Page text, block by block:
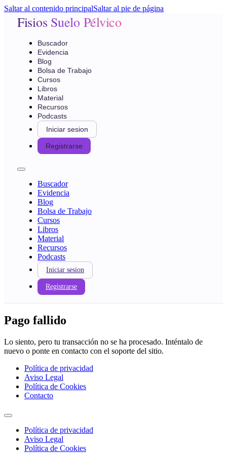
Saltar al contenido principalSaltar al pie de página
Fisios Suelo Pélvico
Buscador
Evidencia
Blog
Bolsa de Trabajo
Cursos
Libros
Material
Recursos
Podcasts
Iniciar sesion
Registrarse
Buscador
Evidencia
Blog
Bolsa de Trabajo
Cursos
Libros
Material
Recursos
Podcasts
Iniciar sesion
Registrarse
Pago fallido
Lo siento, pero tu transacción no se ha procesado. Inténtalo de
nuevo o ponte en contacto con el soporte del sitio.
Política de privacidad
Aviso Legal
Política de Cookies
Contacto
Política de privacidad
Aviso Legal
Política de Cookies